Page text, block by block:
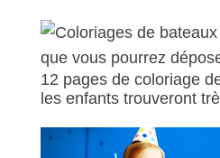
12 pages de coloriage
les enfants trouveront